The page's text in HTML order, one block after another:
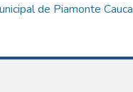
de Piamonte Cauca